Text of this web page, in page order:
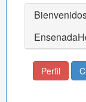
Perfil